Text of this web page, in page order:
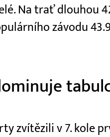
Na trať dlouhou
závodu
zvítězili v 7. kole